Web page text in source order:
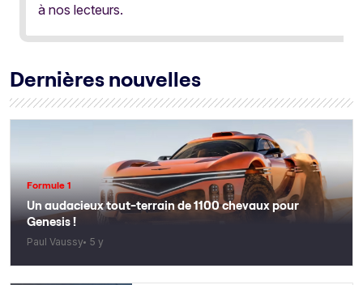
à nos lecteurs.
Dernières nouvelles
Formule 1
Un audacieux tout-terrain de 1100 chevaux pour
Genesis !
Paul Vaussy 5 y